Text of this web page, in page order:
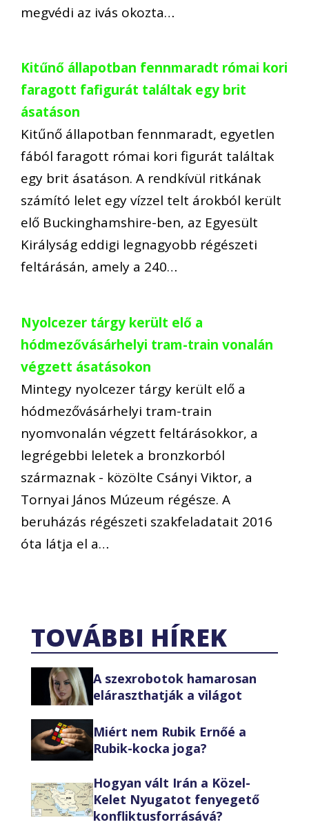
megvédi az ivás okozta…
Kitűnő állapotban fennmaradt római kori
faragott fafigurát találtak egy brit
ásatáson
Kitűnő állapotban fennmaradt, egyetlen
fából faragott római kori figurát találtak
egy brit ásatáson. A rendkívül ritkának
számító lelet egy vízzel telt árokból került
elő Buckinghamshire-ben, az Egyesült
Királyság eddigi legnagyobb régészeti
feltárásán, amely a 240…
Nyolcezer tárgy került elő a
hódmezővásárhelyi tram-train vonalán
végzett ásatásokon
Mintegy nyolcezer tárgy került elő a
hódmezővásárhelyi tram-train
nyomvonalán végzett feltárásokkor, a
legrégebbi leletek a bronzkorból
származnak - közölte Csányi Viktor, a
Tornyai János Múzeum régésze. A
beruházás régészeti szakfeladatait 2016
óta látja el a…
TOVÁBBI HÍREK
A szexrobotok hamarosan
eláraszthatják a világot
Miért nem Rubik Ernőé a
Rubik-kocka joga?
Hogyan vált Irán a Közel-
Kelet Nyugatot fenyegető
konfliktusforrásává?